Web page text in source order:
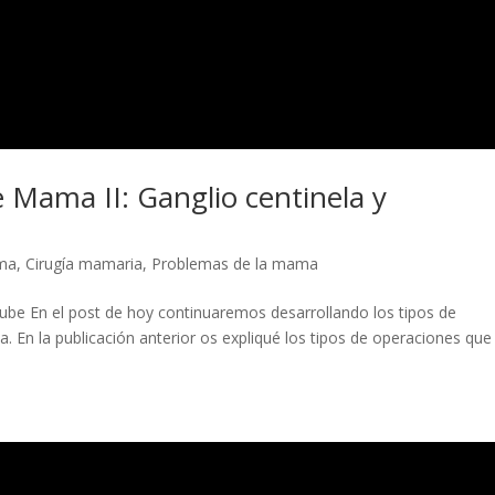
Mama II: Ganglio centinela y
, Cirugía mamaria, Problemas de la mama
En el post de hoy continuaremos desarrollando los tipos de
En la publicación anterior os expliqué los tipos de operaciones